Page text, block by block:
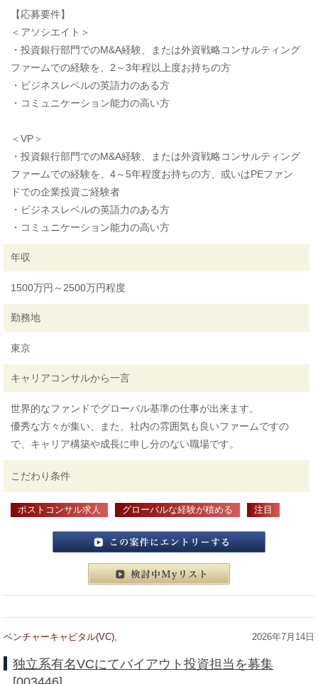
【応募要件】
＜アソシエイト＞
・投資銀行部門でのM&A経験、または外資戦略コンサルティング
ファームでの経験を、2～3年程以上度お持ちの方
・ビジネスレベルの英語力のある方
・コミュニケーション能力の高い方
＜VP＞
・投資銀行部門でのM&A経験、または外資戦略コンサルティング
ファームでの経験を、4～5年程度お持ちの方、或いはPEファン
ドでの企業投資ご経験者
・ビジネスレベルの英語力のある方
・コミュニケーション能力の高い方
年収
1500万円～2500万円程度
勤務地
東京
キャリアコンサルから一言
世界的なファンドでグローバル基準の仕事が出来ます。
優秀な方々が集い、また、社内の雰囲気も良いファームですの
で、キャリア構築や成長に申し分のない職場です。
こだわり条件
ポストコンサル求人 グローバルな経験が積める 注目
この案件にエントリーする
検討中マイリスト
ベンチャーキャピタル(VC), 2026年7月14日
独立系有名VCにてバイアウト投資担当を募集